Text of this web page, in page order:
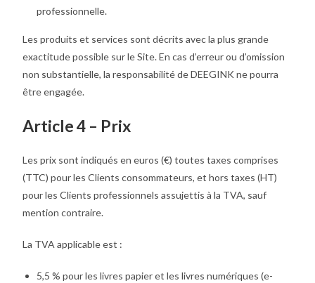
professionnelle.
Les produits et services sont décrits avec la plus grande
exactitude possible sur le Site. En cas d’erreur ou d’omission
non substantielle, la responsabilité de DEEGINK ne pourra
être engagée.
Article 4 – Prix
Les prix sont indiqués en euros (€) toutes taxes comprises
(TTC) pour les Clients consommateurs, et hors taxes (HT)
pour les Clients professionnels assujettis à la TVA, sauf
mention contraire.
La TVA applicable est :
5,5 % pour les livres papier et les livres numériques (e-